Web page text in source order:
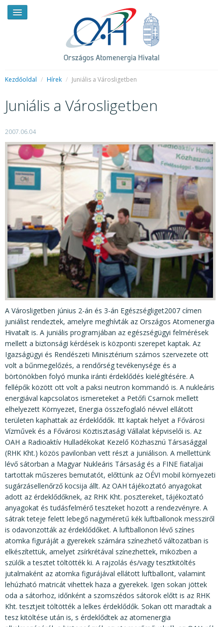
HÍREK
SAJTÓSZOBA
HIRDETMÉNYEK
BEMUTATKOZÁS
FELADATOK
KÖZÉRDEKŰ ADATOK
JOGI SZABÁLYOZÁS, ÚTMUTATÓK
KIADVÁNYOK, JELENTÉSEK
NYOMTATVÁNYOK, SZOFTVEREK
E-ÜGYINTÉZÉS
Kezdőoldal / Hírek / Juniális a Városligetben
Juniális a Városligetben
2007.06.04
A Városligetben június 2-án és 3-án Egészségliget2007 címen
juniálist rendeztek, amelyre meghívták az Országos Atomenergia
Hivatalt is. A juniális programjában az egészségügyi felmérések
mellett a biztonsági kérdések is központi szerepet kaptak. Az
Igazságügyi és Rendészeti Minisztérium számos szervezete ott
volt a bűnmegelőzés, a rendőrség tevékenysége és a
börtönökben folyó munka iránti érdeklődés kielégítésére. A
fellépők között ott volt a paksi neutron kommandó is. A nukleáris
energiával kapcsolatos ismereteket a Petőfi Csarnok mellett
elhelyezett Környezet, Energia összefoglaló névvel ellátott
területen kaphattak az érdeklődők. Itt kaptak helyet a Fővárosi
Vízművek és a Fővárosi Köztisztasági Vállalat képviselői is. Az
OAH a Radioaktív Hulladékokat Kezelő Közhasznú Társasággal
(RHK Kht.) közös pavilonban vett részt a juniálison. A mellettünk
lévő sátorban a Magyar Nukleáris Társaság és a FINE fiataljai
tartottak műszeres bemutatót, előttünk az OÉVI mobil környezeti
sugárzásellenőrző kocsija állt. Az OAH tájékoztató anyagokat
adott az érdeklődőknek, az RHK Kht. posztereket, tájékoztató
anyagokat és tudásfelmérő teszteket hozott a rendezvényre. A
sátrak teteje felett lebegő nagyméretű kék luftballonok messziről
is odavonzották az érdeklődőket. A luftballonon lévő színes
atomka figuráját a gyerekek számára színezhető változatban is
elkészítettük, amelyet zsírkrétával színezhettek, miközben a
szülők a tesztet töltötték ki. A rajzolás és/vagy tesztkitöltés
jutalmaként az atomka figurájával ellátott luftballont, valamint
lehúzható matricát vihettek haza a gyerekek. Igen sokan jöttek
oda a sátorhoz, időnként a szomszédos sátorok előtt is az RHK
Kht. tesztjeit töltötték a lelkes érdeklődők. Sokan ott maradtak a
tesz kitöltése után is, s érdeklődtek az atomenergia